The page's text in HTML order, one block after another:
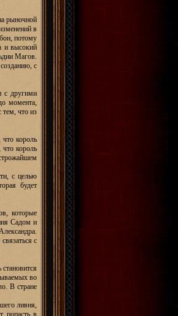
рыночной
в
потому
и высокий
Магов.
с
с другими
момента,
тем, что из
король
король
с целью
будет
которые
Садом и
с
во
В стране
ливня,
попасть в